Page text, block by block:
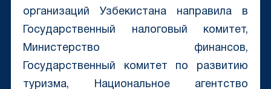
организаций Узбекистана направила в
Государственный налоговый комитет,
Министерство финансов,
Государственный комитет по развитию
туризма, Национальное агентство